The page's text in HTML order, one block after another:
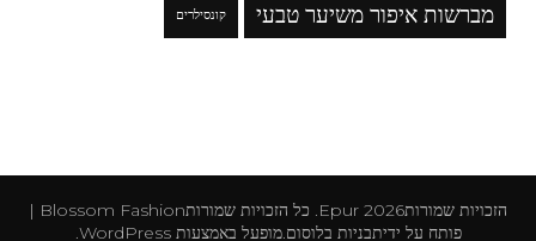
מברשות איפור משיער טבעי קונסילרים
הזכויות שמורות2026 Epur. כל הזכויות שמורות
Blossom Fashion |
פותח על ידיתבניות בלוסום.מופעל באמצעותWordPress
.